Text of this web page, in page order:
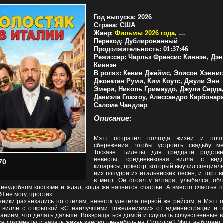
Год выпуска: 2026
Страна: США
Жанр: Фильмы 2026 года, Комедии
Перевод: Дублированный
Продолжительность: 01:37:46
Режиссер: Чарльз Френсис Киннэн,
Киннэн
В ролях: Кевин Джеймс, Элисон
Джонатан Руми, Ким Коутс, Джули Энн
Эмери, Николь Гримаудо, Джули Серда,
Даниэла Глазгоу, Алессандро
Саломе Чандлер
Описание:
Мэтт потратил полгода жизни и
сбережения, чтобы устроить свадьбу
Тоскане. Билеты для тридцати
невесты, средневековая вилла с
кипарисы, оркестр, который выучил
них попурри из итальянских песен, и торт
в метр. Он стоял у алтаря, улыбался,
костюме и ждал, когда же начнется счастье. А вместо счастья
не могу, прости».
разъехались по отелям, невеста улетела первой же рейсом, а Мэтт
с открыткой «С наилучшими пожеланиями» от администрации и
что делать дальше. Возвращаться домой и слушать сочувственные